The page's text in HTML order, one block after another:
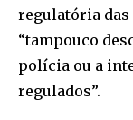
regulatória
“tampouco
polícia ou a
regulados”.